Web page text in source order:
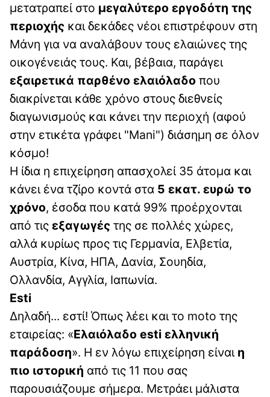
μετατραπεί στο μεγαλύτερο εργοδότη της
περιοχής και δεκάδες νέοι επιστρέφουν στη
Μάνη για να αναλάβουν τους ελαιώνες της
οικογένειάς τους. Και, βέβαια, παράγει
εξαιρετικά παρθένο ελαιόλαδο που
διακρίνεται κάθε χρόνο στους διεθνείς
διαγωνισμούς και κάνει την περιοχή (αφού
στην ετικέτα γράφει "Mani") διάσημη σε όλον
κόσμο!
Η ίδια η επιχείρηση απασχολεί 35 άτομα και
κάνει ένα τζίρο κοντά στα 5 εκατ. ευρώ το
χρόνο, έσοδα που κατά 99% προέρχονται
από τις εξαγωγές της σε πολλές χώρες,
αλλά κυρίως προς τις Γερμανία, Ελβετία,
Αυστρία, Κίνα, ΗΠΑ, Δανία, Σουηδία,
Ολλανδία, Αγγλία, Ιαπωνία.
Esti
Δηλαδή... εστί! Όπως λέει και το moto της
εταιρείας: «Ελαιόλαδο esti ελληνική
παράδοση». Η εν λόγω επιχείρηση είναι η
πιο ιστορική από τις 11 που σας
παρουσιάζουμε σήμερα. Μετράει μάλιστα